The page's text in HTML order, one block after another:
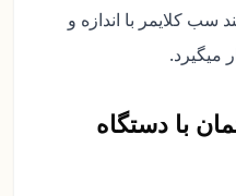
سب کلایمر با اندازه و
میگیرد.
با دستگاه